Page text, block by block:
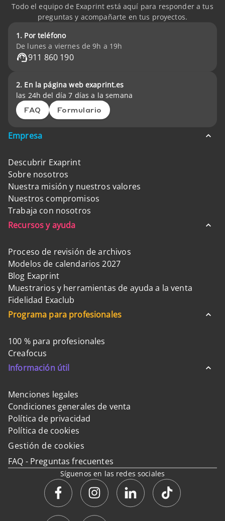
Todo el equipo de Exaprint está aquí para responder a tus
preguntas y acompañarte en tus proyectos.
1. Por teléfono
De lunes a viernes de 9h a 19h
911 860 190
2. En la página web exaprint.es
las 24h del día 7 días a la semana
FAQ Formulario
Empresa
Descubrir Exaprint
Sobre nosotros
Nuestra misión y nuestros valores
Nuestros compromisos
Trabaja con nosotros
Recursos y ayuda
Proceso de revisión de archivos
Modelos de calendarios 2027
Blog Exaprint
Muestrarios y herramientas de ayuda a la venta
Fidelidad Exaclub
Programa para profesionales
100 % para profesionales
Creafocus
Información útil
Menciones legales
Condiciones generales de venta
Política de privacidad
Política de cookies
Gestión de cookies
FAQ - Preguntas frecuentes
Síguenos en las redes sociales